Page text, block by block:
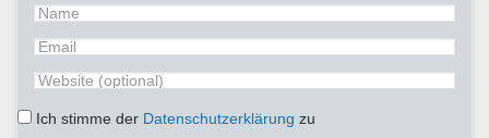
Ich stimme der Datenschutzerklärung zu